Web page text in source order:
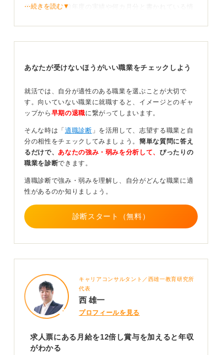
そして賞与（前年度の実績や何カ月分と書かれている情
また、新型コロナウイルス感染症禍で賞与が支給されな
年収を計算する際は、基本給を基準にして自身の生活で
きる最低ラインを見極めておきましょう。
詳細を知りたい場合は納得感のある理由を添えて面
接でたずねよう
したが」と前置きをし、「入社当初はこれくらいの金額
で予定しておけば大丈夫ですか？ 」と確認するような聞
き方をしてください。
お金を全面に出さず、「一人暮らしをするため」「ビジ
理由を添えることで、金銭への執着ではなく、計画性と
0
⋯続きを読む▼
あなたが受けないほうがいい職業をチェックしよう
就活では、自分が適性のある職業を選ぶことが大切で
す。向いていない職業に就職すると、イメージとのギャ
ップから 早期の退職に繋がってしまいます。
そんな時は「 適職診断 」を活用して、志望する職業と自
分の相性をチェックしてみましょう。簡単な質問に答え
るだけで、 あなたの強み・弱みを分析して、 ぴったりの
職業を診断できます。
適職診断で強み・弱みを理解し、自分がどんな職業に適
性があるのか知りましょう。
診断スタート（無料）
キャリアコンサルタント／西雄一教育研究所
代表
西 雄一
プロフィールを見る
求人票にある月給を12倍し賞与を加えると年収
がわかる